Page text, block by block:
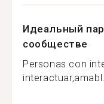
Идеальный
сообществе
Personas con